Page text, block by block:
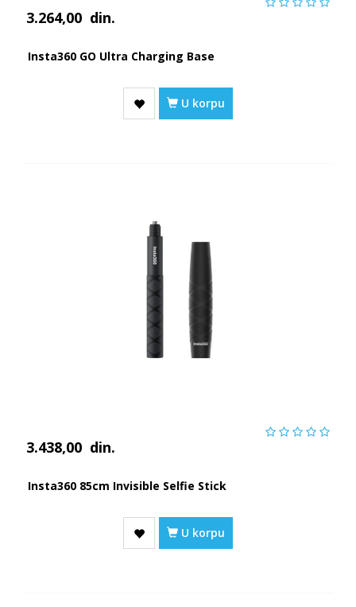
3.264,00 din.
Insta360 GO Ultra Charging Base
U korpu
3.438,00 din.
Insta360 85cm Invisible Selfie Stick
U korpu